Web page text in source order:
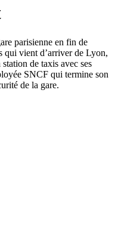
parisienne en fin de
qui vient d’arriver de Lyon,
de taxis avec ses
SNCF qui termine son
de la gare.